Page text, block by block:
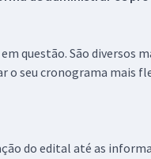
questão. São
seu cronograma mais
do edital até as